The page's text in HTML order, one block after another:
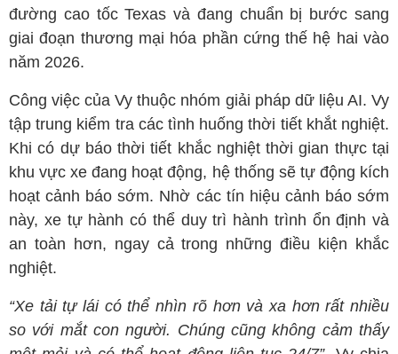
đường cao tốc Texas và đang chuẩn bị bước sang
giai đoạn thương mại hóa phần cứng thế hệ hai vào
năm 2026.
Công việc của Vy thuộc nhóm giải pháp dữ liệu AI. Vy
tập trung kiểm tra các tình huống thời tiết khắt nghiệt.
Khi có dự báo thời tiết khắc nghiệt thời gian thực tại
khu vực xe đang hoạt động, hệ thống sẽ tự động kích
hoạt cảnh báo sớm. Nhờ các tín hiệu cảnh báo sớm
này, xe tự hành có thể duy trì hành trình ổn định và
an toàn hơn, ngay cả trong những điều kiện khắc
nghiệt.
“Xe tải tự lái có thể nhìn rõ hơn và xa hơn rất nhiều
so với mắt con người. Chúng cũng không cảm thấy